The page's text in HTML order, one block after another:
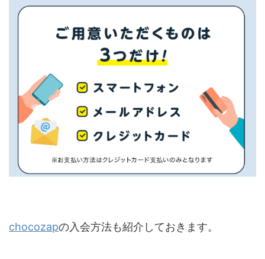
chocozapの入会方法も紹介しておきます。